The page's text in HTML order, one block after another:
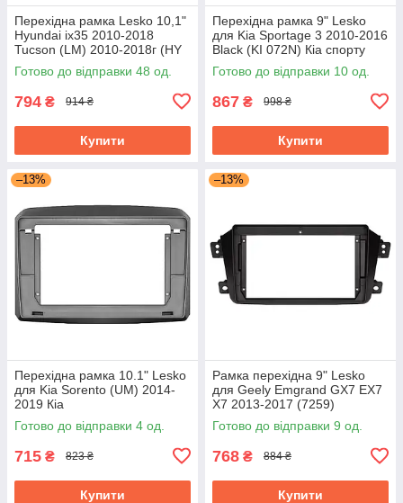
Перехідна рамка Lesko 10,1"
Hyundai ix35 2010-2018
Tucson (LM) 2010-2018г (HY
136T) Black
Готово до відправки 48 од.
794 ₴ 914 ₴
Купити
Перехідна рамка 9" Lesko
для Kia Sportage 3 2010-2016
Black (KI 072N) Кіа спорту
Готово до відправки 10 од.
867 ₴ 998 ₴
Купити
–13%
Перехідна рамка 10.1" Lesko
для Kia Sorento (UM) 2014-
2019 Кіа
Готово до відправки 4 од.
715 ₴ 823 ₴
Купити
–13%
Рамка перехідна 9" Lesko
для Geely Emgrand GX7 EX7
X7 2013-2017 (7259)
Готово до відправки 9 од.
768 ₴ 884 ₴
Купити